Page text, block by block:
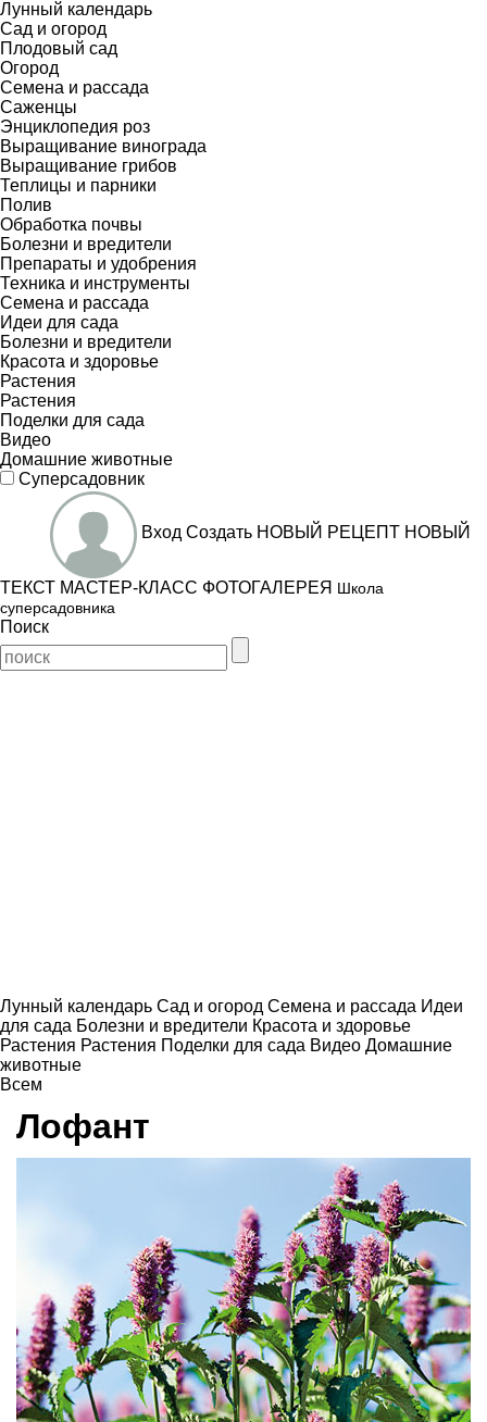
Лунный календарь
Сад и огород
Плодовый сад
Огород
Семена и рассада
Саженцы
Энциклопедия роз
Выращивание винограда
Выращивание грибов
Теплицы и парники
Полив
Обработка почвы
Болезни и вредители
Препараты и удобрения
Техника и инструменты
Семена и рассада
Идеи для сада
Болезни и вредители
Красота и здоровье
Растения
Растения
Поделки для сада
Видео
Домашние животные
Суперсадовник
Вход Создать НОВЫЙ РЕЦЕПТ НОВЫЙ
ТЕКСТ МАСТЕР-КЛАСС ФОТОГАЛЕРЕЯ Школа
суперсадовника
Поиск
Лунный календарь Сад и огород Семена и рассада Идеи
для сада Болезни и вредители Красота и здоровье
Растения Растения Поделки для сада Видео Домашние
животные
Всем
Лофант